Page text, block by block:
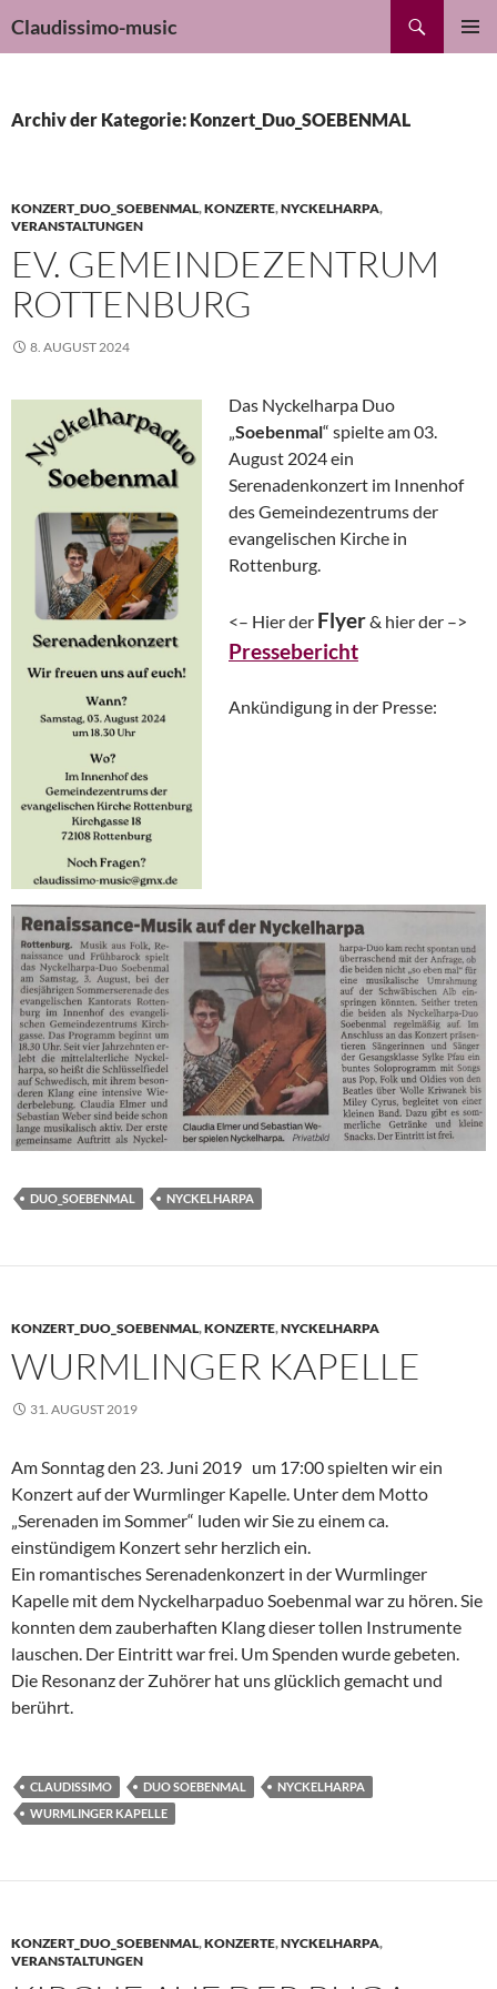
Inhalt
Claudissimo-music
Archiv der Kategorie: Konzert_Duo_SOEBENMAL
KONZERT_DUO_SOEBENMAL,KONZERTE,NYCKELHARPA,
VERANSTALTUNGEN
EV. GEMEINDEZENTRUM
ROTTENBURG
8. AUGUST 2024
Das Nyckelharpa Duo
„Soebenmal“ spielte am 03.
August 2024 ein
Serenadenkonzert im Innenhof
des Gemeindezentrums der
evangelischen Kirche in
Rottenburg.
<– Hier der Flyer& hier der –>
Pressebericht
Ankündigung in der Presse:
DUO_SOEBENMAL NYCKELHARPA
KONZERT_DUO_SOEBENMAL,KONZERTE,NYCKELHARPA
WURMLINGER KAPELLE
31. AUGUST 2019
Am Sonntag den 23. Juni 2019 um 17:00 spielten wir ein
Konzert auf der Wurmlinger Kapelle. Unter dem Motto
„Serenaden im Sommer“ luden wir Sie zu einem ca.
einstündigem Konzert sehr herzlich ein.
Ein romantisches Serenadenkonzert in der Wurmlinger
Kapelle mit dem Nyckelharpaduo Soebenmal war zu hören. Sie
konnten dem zauberhaften Klang dieser tollen Instrumente
lauschen. Der Eintritt war frei. Um Spenden wurde gebeten.
Die Resonanz der Zuhörer hat uns glücklich gemacht und
berührt.
CLAUDISSIMO DUO SOEBENMAL
NYCKELHARPA
WURMLINGER KAPELLE
KONZERT_DUO_SOEBENMAL,KONZERTE,NYCKELHARPA,
VERANSTALTUNGEN